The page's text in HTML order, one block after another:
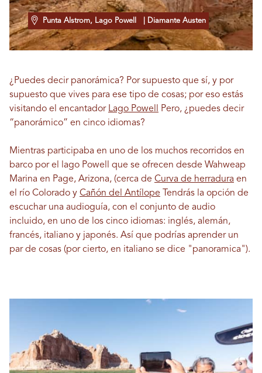
Punta Alstrom, Lago Powell | Diamante Austen
¿Puedes decir panorámica? Por supuesto que sí, y por
supuesto que vives para ese tipo de cosas; por eso estás
visitando el encantador Lago Powell
Pero, ¿puedes decir
“panorámico” en cinco idiomas?
Mientras participaba en uno de los muchos recorridos en
barco por el lago Powell que se ofrecen desde Wahweap
Marina en Page, Arizona, (cerca de Curva de herradura en
el río Colorado y Cañón del Antílope Tendrás la opción de
escuchar una audioguía, con el conjunto de audio
incluido, en uno de los cinco idiomas: inglés, alemán,
francés, italiano y japonés. Así que podrías aprender un
par de cosas (por cierto, en italiano se dice "panoramica").